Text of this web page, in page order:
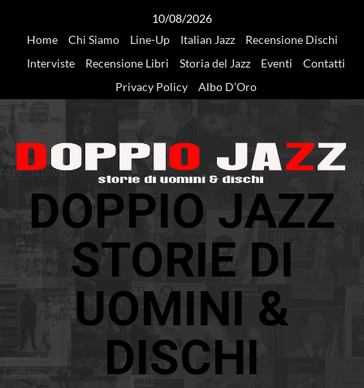
10/08/2026
Home
Chi Siamo Line-Up Italian Jazz
Recensione Dischi
Interviste
Recensione Libri Storia del Jazz Eventi
Contatti
Privacy Policy
Albo D’Oro
DOPPIO JAZZ
STORIE DI
UOMINI &
DISCHI